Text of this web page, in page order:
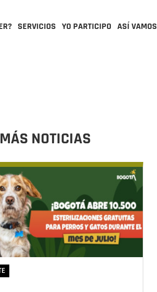
SERVICIOS YO PARTICIPO ASÍ VAMOS
MÁS NOTICIAS